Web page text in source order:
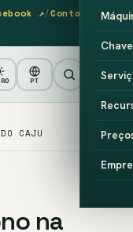
↗/Contacto
PT
CAJU
na